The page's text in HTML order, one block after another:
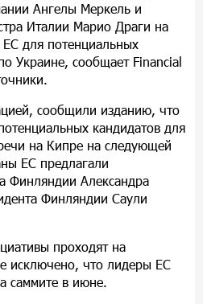
Ангелы Меркель и
Италии Марио Драги на
ЕС для потенциальных
Украине, сообщает Financial
сообщили изданию, что
кандидатов для
на Кипре на следующей
ЕС предлагали
Финляндии Александра
Финляндии Саули
проходят на
исключено, что лидеры ЕС
саммите в июне.